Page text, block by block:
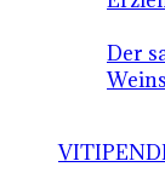
Der